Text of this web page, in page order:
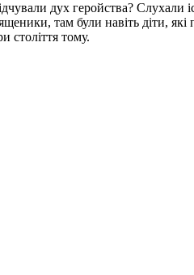
дух геройства? Слухали
там були навіть діти,
століття тому.